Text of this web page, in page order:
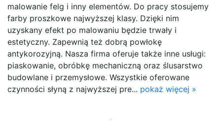
malowanie felg i inny elementów. Do pracy stosujemy
farby proszkowe najwyższej klasy. Dzięki nim
uzyskany efekt po malowaniu będzie trwały i
estetyczny. Zapewnią też dobrą powłokę
antykorozyjną. Nasza firma oferuje także inne usługi:
piaskowanie, obróbkę mechaniczną oraz ślusarstwo
budowlane i przemysłowe. Wszystkie oferowane
czynności słyną z najwyższej pre... pokaż więcej »